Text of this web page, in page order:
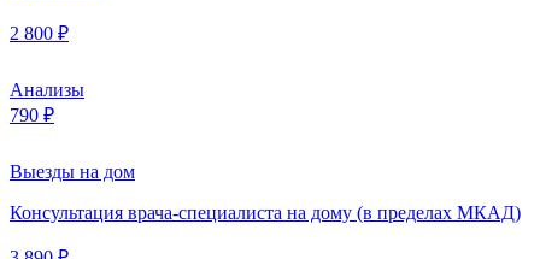
2 800 ₽
Анализы
790 ₽
Выезды на дом
Консультация врача-специалиста на дому (в пределах МКАД)